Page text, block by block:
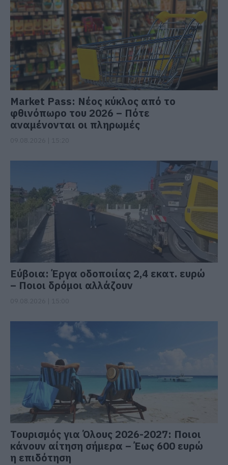
Market Pass: Νέος κύκλος από το
φθινόπωρο του 2026 – Πότε
αναμένονται οι πληρωμές
Εύβοια: Έργα οδοποιίας 2,4 εκατ. ευρώ
– Ποιοι δρόμοι αλλάζουν
Τουρισμός για Όλους 2026-2027: Ποιοι
κάνουν αίτηση σήμερα – Έως 600 ευρώ
η επιδότηση